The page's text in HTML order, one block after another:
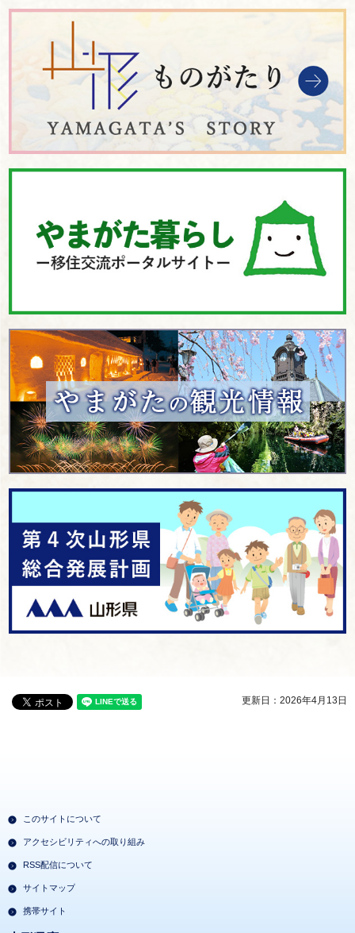
更新日：2026年4月13日
このサイトについて
アクセシビリティへの取り組み
RSS配信について
サイトマップ
携帯サイト